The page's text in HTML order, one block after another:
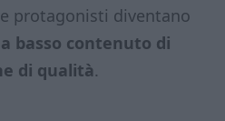
protagonisti diventano
a basso contenuto di
di qualità.